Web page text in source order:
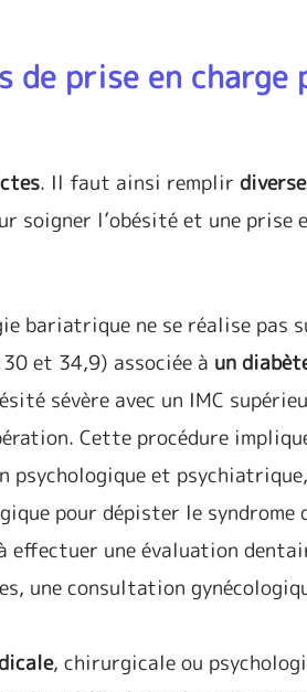
de prise en charge
. Il faut ainsi remplir
soigner l’obésité et une prise
bariatrique ne se réalise pas
et 34,9) associée à un
sévère avec un IMC
Cette procédure
et
pour dépister le syndrome
effectuer une évaluation
une consultation
, chirurgicale ou